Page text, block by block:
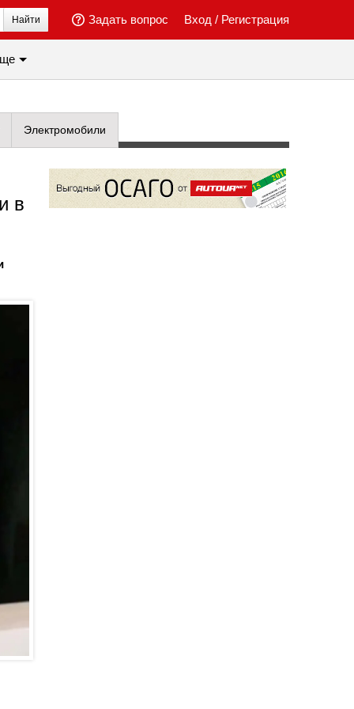
Вход / Регистрация
Задать вопрос
Найти
Электромобили
в